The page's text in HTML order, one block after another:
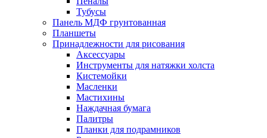
Тубусы
Панель МДФ грунтованная
Планшеты
Принадлежности для рисования
Аксессуары
Инструменты для натяжки холста
Кистемойки
Масленки
Мастихины
Наждачная бумага
Палитры
Планки для подрамников